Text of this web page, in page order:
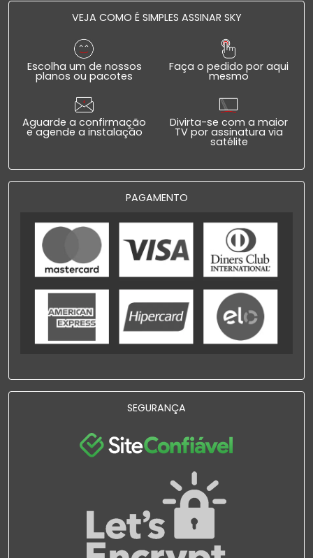
VEJA COMO É SIMPLES ASSINAR SKY
Escolha um de nossos
planos ou pacotes
Faça o pedido por aqui
mesmo
Aguarde a confirmação
e agende a instalação
Divirta-se com a maior
TV por assinatura via
satélite
PAGAMENTO
SEGURANÇA